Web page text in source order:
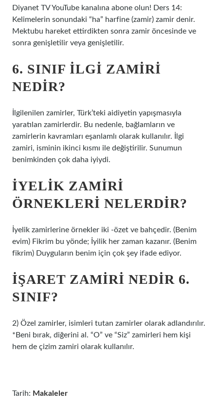
Diyanet TV YouTube kanalına abone olun! Ders 14:
Kelimelerin sonundaki “ha” harfine (zamir) zamir denir.
Mektubu hareket ettirdikten sonra zamir öncesinde ve
sonra genişletilir veya genişletilir.
6. SINIF ILGI ZAMIRI
NEDIR?
İlgilenilen zamirler, Türk’teki aidiyetin yapışmasıyla
yaratılan zamirlerdir. Bu nedenle, bağlamların ve
zamirlerin kavramları eşanlamlı olarak kullanılır. İlgi
zamiri, isminin ikinci kısmı ile değiştirilir. Sunumun
benimkinden çok daha iyiydi.
İYELIK ZAMIRI
ÖRNEKLERI NELERDIR?
İyelik zamirlerine örnekler iki -özet ve bahçedir. (Benim
evim) Fikrim bu yönde; İyilik her zaman kazanır. (Benim
fikrim) Duyguların benim için çok şey ifade ediyor.
İŞARET ZAMIRI NEDIR 6.
SINIF?
2) Özel zamirler, isimleri tutan zamirler olarak adlandırılır.
*Beni bırak, diğerini al. “O” ve “Siz” zamirleri hem kişi
hem de çizim zamiri olarak kullanılır.
Tarih: Makaleler